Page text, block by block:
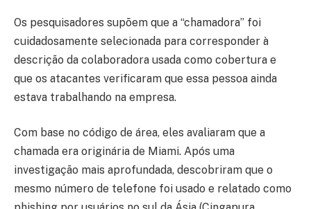
Os pesquisadores supõem que a “chamadora” foi
cuidadosamente selecionada para corresponder à
descrição da colaboradora usada como cobertura e
que os atacantes verificaram que essa pessoa ainda
estava trabalhando na empresa.
Com base no código de área, eles avaliaram que a
chamada era originária de Miami. Após uma
investigação mais aprofundada, descobriram que o
mesmo número de telefone foi usado e relatado como